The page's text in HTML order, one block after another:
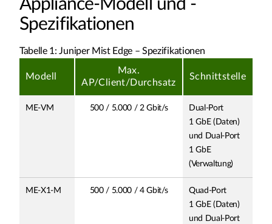
Appliance-Modell und -
Spezifikationen
Tabelle 1: Juniper Mist Edge – Spezifikationen
Modell
Max.
AP/Client/Durchsatz
Schnittstelle
ME-VM 500 / 5.000 / 2 Gbit/s
Dual-Port
1 GbE (Daten)
und Dual-Port
1 GbE
(Verwaltung)
ME-X1-M 500 / 5.000 / 4 Gbit/s
Quad-Port
1 GbE (Daten)
und Dual-Port